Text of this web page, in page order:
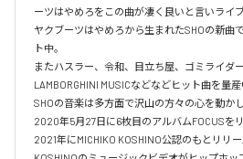
ーツはやめろをこの曲が凄く良いと言いライブ
ヤクブーツはやめろから生まれたSHOの新曲
ト中。
またハスラー、令和、目立ち屋、ゴミライダー
LAMBORGHINI MUSICなどなどヒット曲を量産
SHOの音楽は多方面で沢山の方々の心を動かし
2020年5月27日に6枚目のアルバムFOCUSをリ
2021年にMICHIKO KOSHINO公認のもとリリ